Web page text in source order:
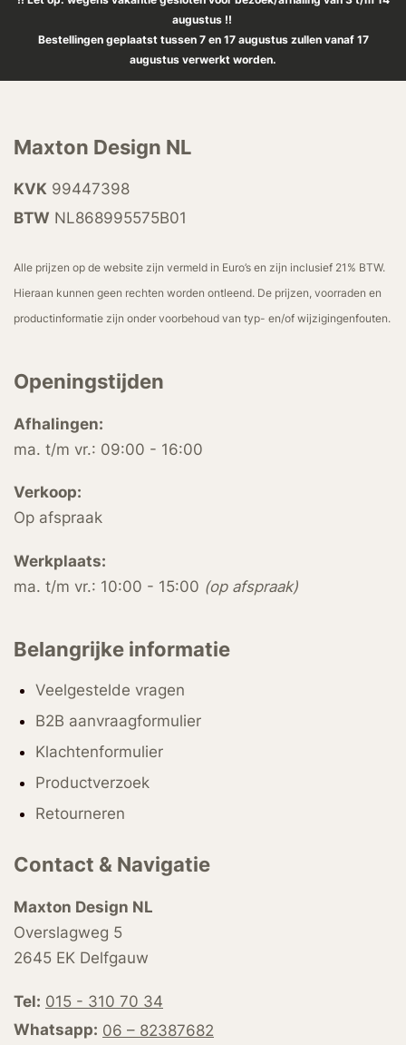
augustus !!
Bestellingen geplaatst tussen 7 en 17 augustus zullen vanaf 17
augustus verwerkt worden.
Maxton Design NL
KVK 99447398
BTW NL868995575B01
Alle prijzen op de website zijn vermeld in Euro’s en zijn inclusief 21% BTW.
Hieraan kunnen geen rechten worden ontleend. De prijzen, voorraden en
productinformatie zijn onder voorbehoud van typ- en/of wijzigingenfouten.
Openingstijden
Afhalingen:
ma. t/m vr.: 09:00 - 16:00
Verkoop:
Op afspraak
Werkplaats:
ma. t/m vr.: 10:00 - 15:00 (op afspraak)
Belangrijke informatie
Veelgestelde vragen
B2B aanvraagformulier
Klachtenformulier
Productverzoek
Retourneren
Contact & Navigatie
Maxton Design NL
Overslagweg 5
2645 EK Delfgauw
Tel: 015 - 310 70 34
Whatsapp: 06 – 82387682